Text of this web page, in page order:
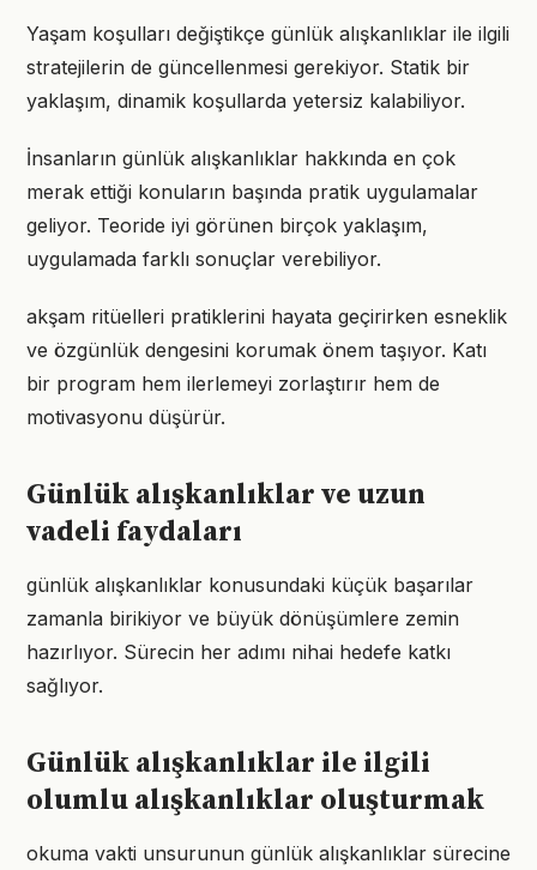
Yaşam koşulları değiştikçe günlük alışkanlıklar ile ilgili
stratejilerin de güncellenmesi gerekiyor. Statik bir
yaklaşım, dinamik koşullarda yetersiz kalabiliyor.
İnsanların günlük alışkanlıklar hakkında en çok
merak ettiği konuların başında pratik uygulamalar
geliyor. Teoride iyi görünen birçok yaklaşım,
uygulamada farklı sonuçlar verebiliyor.
akşam ritüelleri pratiklerini hayata geçirirken esneklik
ve özgünlük dengesini korumak önem taşıyor. Katı
bir program hem ilerlemeyi zorlaştırır hem de
motivasyonu düşürür.
Günlük alışkanlıklar ve uzun
vadeli faydaları
günlük alışkanlıklar konusundaki küçük başarılar
zamanla birikiyor ve büyük dönüşümlere zemin
hazırlıyor. Sürecin her adımı nihai hedefe katkı
sağlıyor.
Günlük alışkanlıklar ile ilgili
olumlu alışkanlıklar oluşturmak
okuma vakti unsurunun günlük alışkanlıklar sürecine